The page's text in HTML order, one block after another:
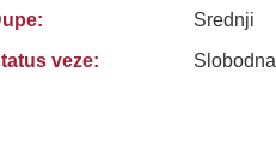
Srednji
veze:
Slobodna